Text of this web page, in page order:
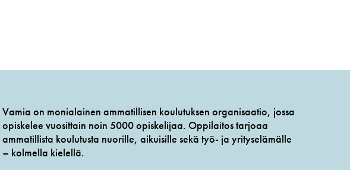
Vamia on monialainen ammatillisen koulutuksen organisaatio, jossa
opiskelee vuosittain noin 5000 opiskelijaa. Oppilaitos tarjoaa
ammatillista koulutusta nuorille, aikuisille sekä työ- ja yrityselämälle
– kolmella kielellä.